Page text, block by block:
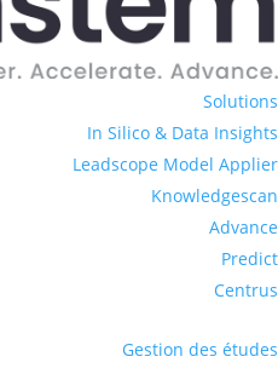
Solutions
In Silico & Data Insights
Leadscope Model Applier
Knowledgescan
Advance
Predict
Centrus
Gestion des études